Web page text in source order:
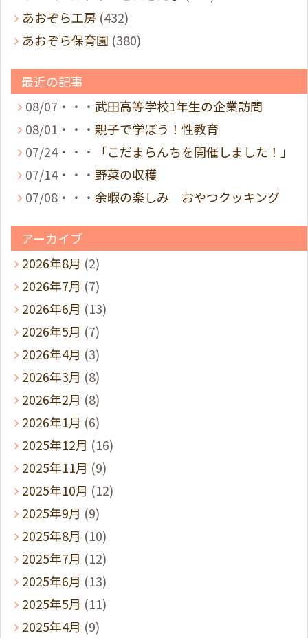
あおぞら工房 (432)
あおぞら保育園 (380)
最近の記事
08/07・・・ 武田高等学校1年生の企業訪問
08/01・・・ 親子で学ぼう！性教育
07/24・・・
「こだまらんちを開催しました！」
07/14・・・ 野菜の収穫
07/08・・・ 余暇の楽しみ おやつクッキング
アーカイブ
2026年8月 (2)
2026年7月 (7)
2026年6月 (13)
2026年5月 (7)
2026年4月 (3)
2026年3月 (8)
2026年2月 (8)
2026年1月 (6)
2025年12月 (16)
2025年11月 (9)
2025年10月 (12)
2025年9月 (9)
2025年8月 (10)
2025年7月 (12)
2025年6月 (13)
2025年5月 (11)
2025年4月 (9)